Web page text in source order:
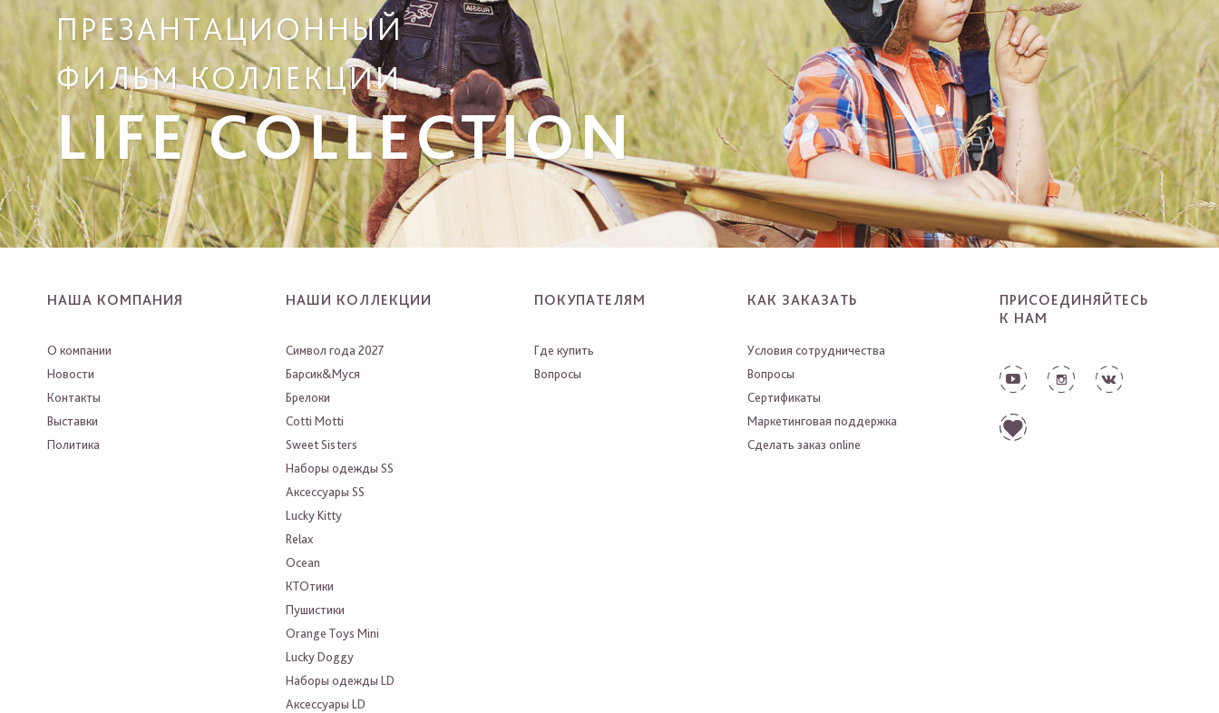
ПРЕЗАНТАЦИОННЫЙ
ФИЛЬМ КОЛЛЕКЦИИ
LIFE COLLECTION
НАША КОМПАНИЯ
О компании
Новости
Контакты
Выставки
Политика
НАШИ КОЛЛЕКЦИИ
Символ года 2027
Барсик&Муся
Брелоки
Cotti Motti
Sweet Sisters
Наборы одежды SS
Аксессуары SS
Lucky Kitty
Relax
Ocean
КТОтики
Пушистики
Orange Toys Mini
Lucky Doggy
Наборы одежды LD
Аксессуары LD
ПОКУПАТЕЛЯМ
Где купить
Вопросы
КАК ЗАКАЗАТЬ
Условия сотрудничества
Вопросы
Сертификаты
Маркетинговая поддержка
Сделать заказ online
ПРИСОЕДИНЯЙТЕСЬ
К НАМ